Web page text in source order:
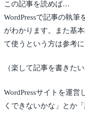
この記事を読めば…
WordPressで記事の執筆
がわかります。また基
て使うという方は参考
（楽して記事を書きた
WordPressサイトを運
くできないかな」とか